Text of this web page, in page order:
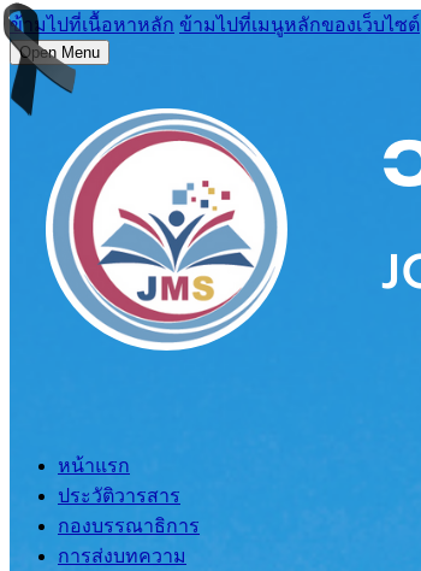
ข้ามไปที่เนื้อหาหลัก ข้ามไปที่เมนูหลักของเว็บไซต์
Open Menu
หน้าแรก
ประวัติวารสาร
กองบรรณาธิการ
การส่งบทความ